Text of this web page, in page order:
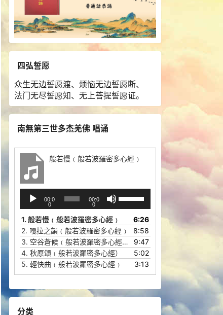
四弘誓愿
众生无边誓愿渡、烦恼无边誓愿断、
法门无尽誓愿知、无上菩提誓愿证。
南無第三世多杰羌佛 唱诵
般若慢﹙般若波羅密多心經﹚
播
放
器
00:0
0
00:0
0
/
下
箭
头
键
增
高
1. 般若慢﹙般若波羅密多心經﹚
6:26
2. 嘎拉之韻﹙般若波羅密多心經﹚
8:58
3. 空谷蒼候﹙般若波羅密多心經﹚
9:47
4. 秋原頌﹙般若波羅密多心經）
5:02
5. 輕快曲﹙般若波羅密多心經﹚ 3:13
分类